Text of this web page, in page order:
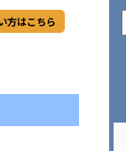
方はこちら